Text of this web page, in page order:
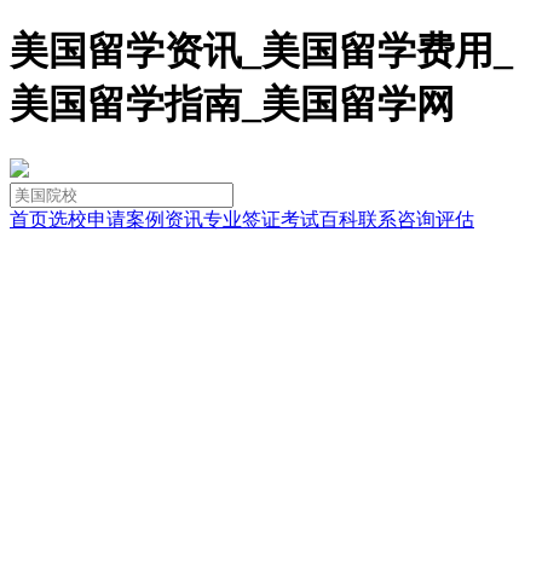
美国留学资讯_美国留学费用_
美国留学指南_美国留学网
首页选校申请案例 资讯专业签证考试百科联系咨询评估